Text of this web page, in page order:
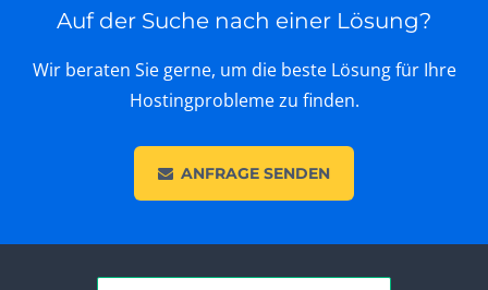
Auf der Suche nach einer Lösung?
Wir beraten Sie gerne, um die beste Lösung für Ihre
Hostingprobleme zu finden.
ANFRAGE SENDEN